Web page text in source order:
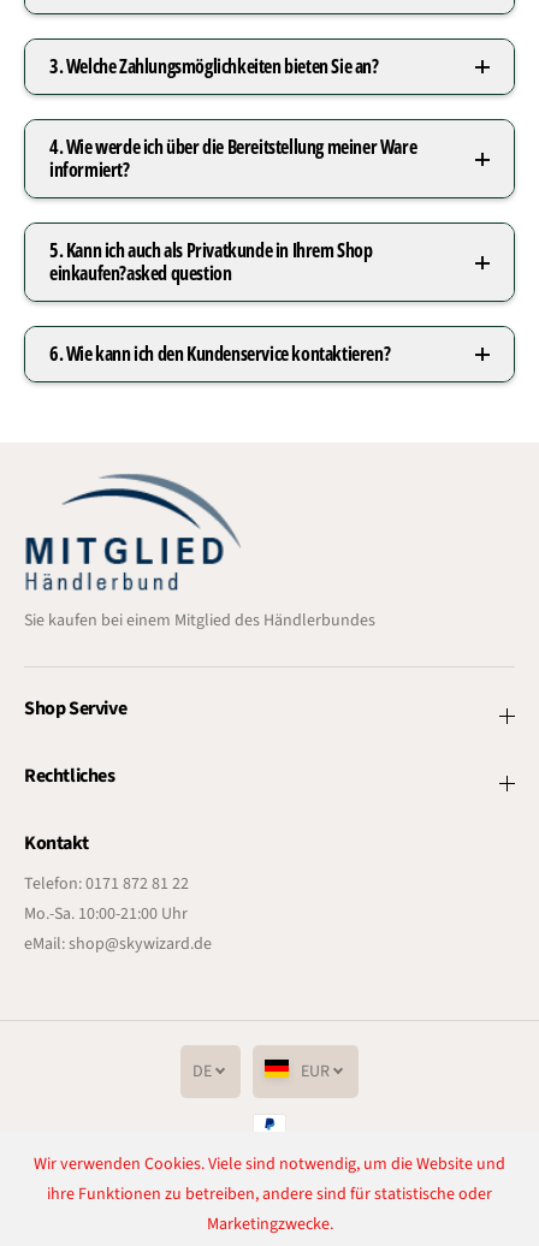
3. Welche Zahlungsmöglichkeiten bieten Sie an?
4. Wie werde ich über die Bereitstellung meiner Ware
informiert?
5. Kann ich auch als Privatkunde in Ihrem Shop
einkaufen?asked question
6. Wie kann ich den Kundenservice kontaktieren?
Sie kaufen bei einem Mitglied des Händlerbundes
Shop Servive
Rechtliches
Kontakt
Telefon: 0171 872 81 22
Mo.-Sa. 10:00-21:00 Uhr
eMail: shop@skywizard.de
Copyright© 2026Lichtenrader FeuerwerkverkaufPowered by Shopify
DE EUR
Wir verwenden Cookies. Viele sind notwendig, um die Website und
ihre Funktionen zu betreiben, andere sind für statistische oder
Marketingzwecke.